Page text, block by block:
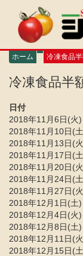
ン ホーム 冷凍食品
冷凍食品半
日付
2018年11月6日(火)
2018年11月10日(
2018年11月13日(
2018年11月17日(
2018年11月20日(
2018年11月24日(
2018年11月27日(
2018年12月1日(土)
2018年12月4日(火)
2018年12月8日(土)
2018年12月11日(
2018年12月15日(